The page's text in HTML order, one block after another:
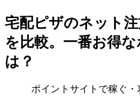
宅配ピザのネット
を比較。一番お得
は？
ポイントサイトで稼ぐ・